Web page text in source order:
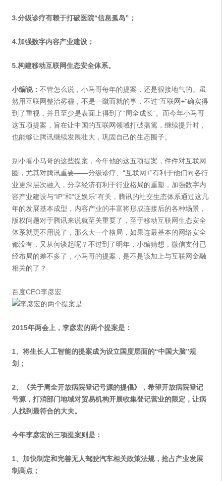
3.分级诊疗有赖于打破医院“信息孤岛”；
4.加强数字内容产业建设；
5.构建移动互联网生态安全体系。
小编说： 不管怎么说，小马哥每年的提案，还是很接地气的。虽
然用互联网整治雾霾，不是一蹴而就的事，不过“互联网+”确实得
到了重视，并且至少是表面上得到了“周全成长”。而今年小马哥
这五项提案，旨在让中国的互联网领域打破藩篱，继续提升时，
也能够让腾讯继续发展壮大，巩固自己的生态圈子。
别小看小马哥的这些提案，今年他的这五项提案，件件对互联网
圈，尤其对腾讯重要——分级诊疗、“互联网+”有利于他们向各行
业更深层次融入，分享经济有利于行业格局的重塑，加强数字内
容产业建设与“IP”和“泛娱乐”有关，腾讯的社交生态体系通过这几
年的发展基本成型，内容产业的丰富将形成连接后的各种场景，
版权问题对于腾讯来说就至关重要了，至于移动互联网生态安全
体系就更不用说了，那么大一个格局，如果连最基本的网络安全
都没有，又从何谈起呢？不过到了明年，小编猜想，微信支付已
经布局的差不多了，小马哥的提案，是不是该加上与互联网金融
相关的了？
百度CEO李彦宏
2015年两会上，李彦宏的两个提案是：
1、将生长人工智能的提案成为设立国度层面的“中国大脑”规
划；
2、《关于周全开放病院登记号源的提倡》，希望开放病院登记
号源，打消部门地域对贸易机构开展收集登记营业的限定，让病
人找到最符合的大夫。
今年李彦宏的三项提案则是：
1、加快制定和完善无人驾驶汽车相关政策法规，抢占产业发展
制高点；